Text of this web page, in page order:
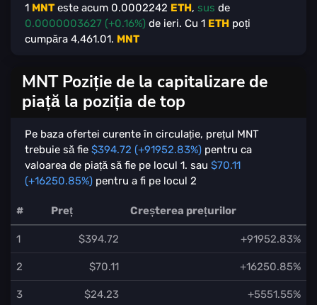
1 MNTeste acum 0.0002242 ETH, sus de
0.0000003627 (+0.16%) de ieri. Cu 1 ETH poți
cumpăra 4,461.01. MNT
MNT Poziție de la capitalizare de
piață la poziția de top
Pe baza ofertei curente în circulație, prețul MNT
trebuie să fie $394.72 (+91952.83%) pentru ca
valoarea de piață să fie pe locul 1. sau $70.11
(+16250.85%) pentru a fi pe locul 2
# Preț Creșterea prețurilor
1 $394.72 +91952.83%
2 $70.11 +16250.85%
3 $24.23 +5551.55%